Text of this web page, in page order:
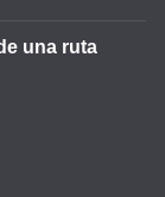
una ruta